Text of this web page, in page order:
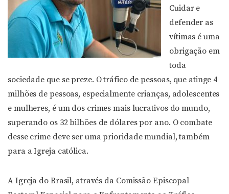
Cuidar e
defender as
vítimas é uma
obrigação em
toda
sociedade que se preze. O tráfico de pessoas, que atinge 4
milhões de pessoas, especialmente crianças, adolescentes
e mulheres, é um dos crimes mais lucrativos do mundo,
superando os 32 bilhões de dólares por ano. O combate
desse crime deve ser uma prioridade mundial, também
para a Igreja católica.
A Igreja do Brasil, através da Comissão Episcopal